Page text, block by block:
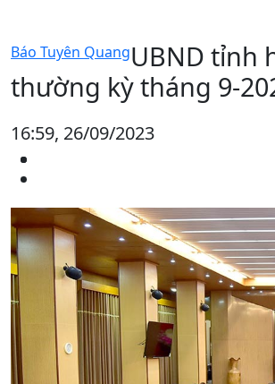
Báo Tuyên QuangUBND tỉnh
thường kỳ tháng 9-
16:59, 26/09/2023